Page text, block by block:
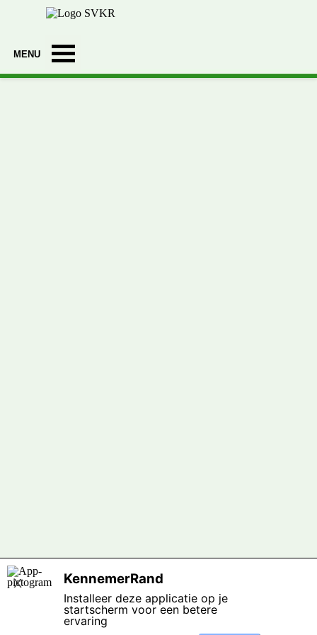
Ga naar de inhoud
KennemerRand
Installeer deze applicatie op je
startscherm voor een betere
ervaring
X